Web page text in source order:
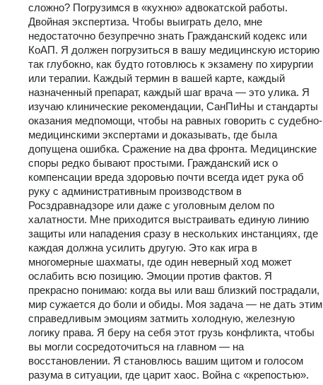
сложно? Погрузимся в «кухню» адвокатской работы.
Двойная экспертиза. Чтобы выиграть дело, мне
недостаточно безупречно знать Гражданский кодекс или
КоАП. Я должен погрузиться в вашу медицинскую историю
так глубокно, как будто готовлюсь к экзамену по хирургии
или терапии. Каждый термин в вашей карте, каждый
назначенный препарат, каждый шаг врача — это улика. Я
изучаю клинические рекомендации, СанПиНы и стандарты
оказания медпомощи, чтобы на равных говорить с судебно-
медицинскими экспертами и доказывать, где была
допущена ошибка. Сражение на два фронта. Медицинские
споры редко бывают простыми. Гражданский иск о
компенсации вреда здоровью почти всегда идет рука об
руку с административным производством в
Росздравнадзоре или даже с уголовным делом по
халатности. Мне приходится выстраивать единую линию
защиты или нападения сразу в нескольких инстанциях, где
каждая должна усилить другую. Это как игра в
многомерные шахматы, где один неверный ход может
ослабить всю позицию. Эмоции против фактов. Я
прекрасно понимаю: когда вы или ваш близкий пострадали,
мир сужается до боли и обиды. Моя задача — не дать этим
справедливым эмоциям затмить холодную, железную
логику права. Я беру на себя этот грузь конфликта, чтобы
вы могли сосредоточиться на главном — на
восстановлении. Я становлюсь вашим щитом и голосом
разума в ситуации, где царит хаос. Война с «крепостью».